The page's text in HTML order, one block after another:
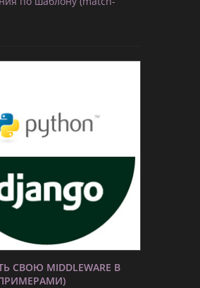
СВОЮ MIDDLEWARE В
ПРИМЕРАМИ)